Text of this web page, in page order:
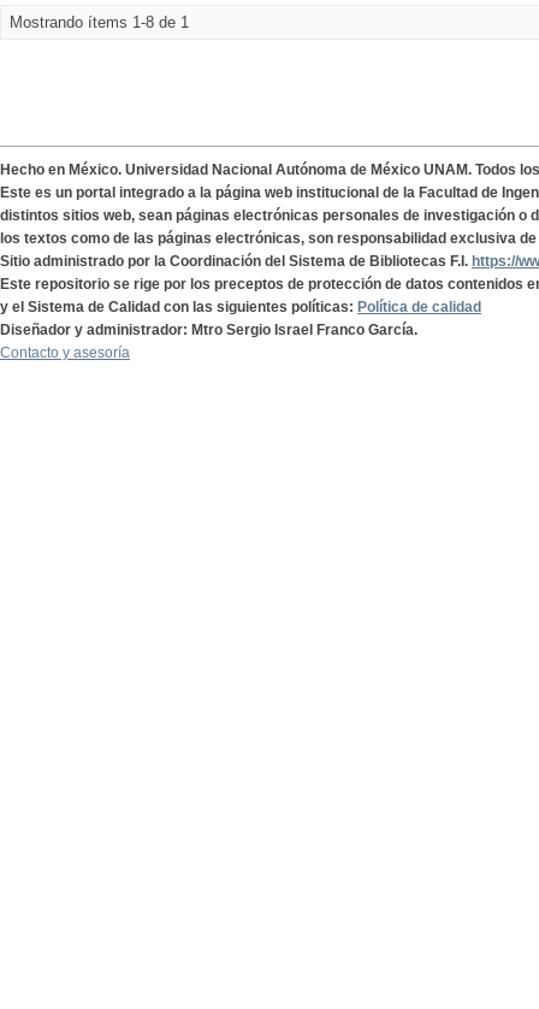
Mostrando ítems 1-8 de 1
Hecho en México. Universidad Nacional Autónoma de México UNAM. Todos
Este es un portal integrado a la página web institucional de la Facultad de
distintos sitios web, sean páginas electrónicas personales de investigación o
los textos como de las páginas electrónicas, son responsabilidad exclusiva
Sitio administrado por la Coordinación del Sistema de Bibliotecas F.I. https://
Este repositorio se rige por los preceptos de protección de datos contenidos
y el Sistema de Calidad con las siguientes políticas: Política de calidad
Diseñador y administrador: Mtro Sergio Israel Franco García.
Contacto y asesoría